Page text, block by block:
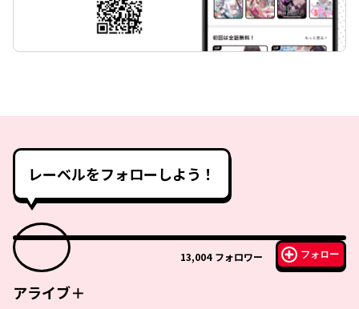
レーベルをフォローしよう！
13,004 フォロワー フォロー
アライブ＋